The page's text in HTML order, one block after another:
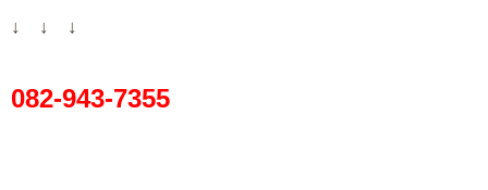
↓ ↓ ↓
082-943-7355